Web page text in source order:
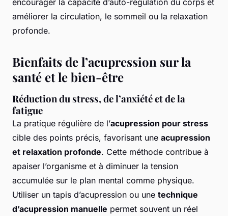
améliorer la circulation, le sommeil ou la relaxation
profonde.
Bienfaits de l’acupression sur la
santé et le bien-être
Réduction du stress, de l’anxiété et de la
fatigue
La pratique régulière de l’acupression pour stress
cible des points précis, favorisant une acupression
et relaxation profonde. Cette méthode contribue à
apaiser l’organisme et à diminuer la tension
accumulée sur le plan mental comme physique.
Utiliser un tapis d’acupression ou une technique
d’acupression manuelle permet souvent un réel